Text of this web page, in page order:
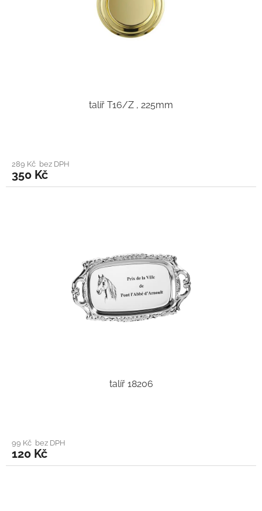
talíř T16/Z , 225mm
289 Kč bez DPH
350 Kč
talíř 18206
99 Kč bez DPH
120 Kč